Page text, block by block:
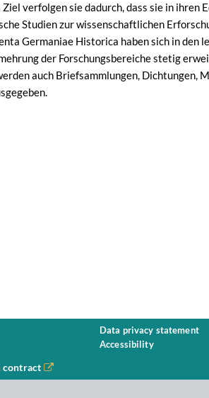
verfolgen sie dadurch, dass sie in ihren
Studien zur wissenschaftlichen
Germaniae Historica haben sich in den
der Forschungsbereiche stetig
auch Briefsammlungen, Dichtungen,
Data privacy statement
Accessibility